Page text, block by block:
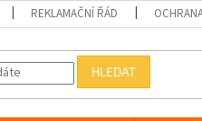
REKLAMAČNÍ ŘÁD
HLEDAT